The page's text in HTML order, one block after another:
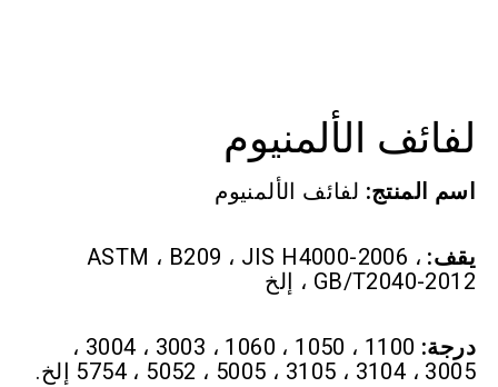
لفائف الألمنيوم
اسم المنتج: لفائف الألمنيوم
يقف: ASTM ، B209 ، JIS H4000-2006 ،
GB/T2040-2012 ، إلخ
درجة:
1100 ، 1050 ، 1060 ، 3003 ، 3004 ،
3005 ، 3104 ، 3105 ، 5005 ، 5052 ، 5754 إلخ.